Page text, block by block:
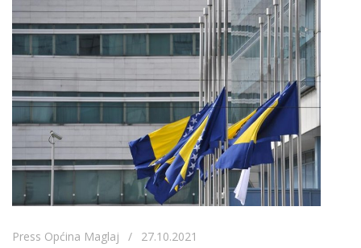
Press Općina Maglaj / 27.10.2021